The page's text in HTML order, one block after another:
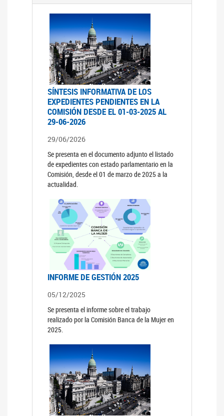
SÍNTESIS INFORMATIVA DE LOS
EXPEDIENTES PENDIENTES EN LA
COMISIÓN DESDE EL 01-03-2025 AL
29-06-2026
29/06/2026
Se presenta en el documento adjunto el listado
de expedientes con estado parlamentario en la
Comisión, desde el 01 de marzo de 2025 a la
actualidad.
INFORME DE GESTIÓN 2025
05/12/2025
Se presenta el informe sobre el trabajo
realizado por la Comisión Banca de la Mujer en
2025.